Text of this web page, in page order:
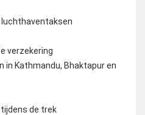
verzekering
in Kathmandu, Bhaktapur en
de trek